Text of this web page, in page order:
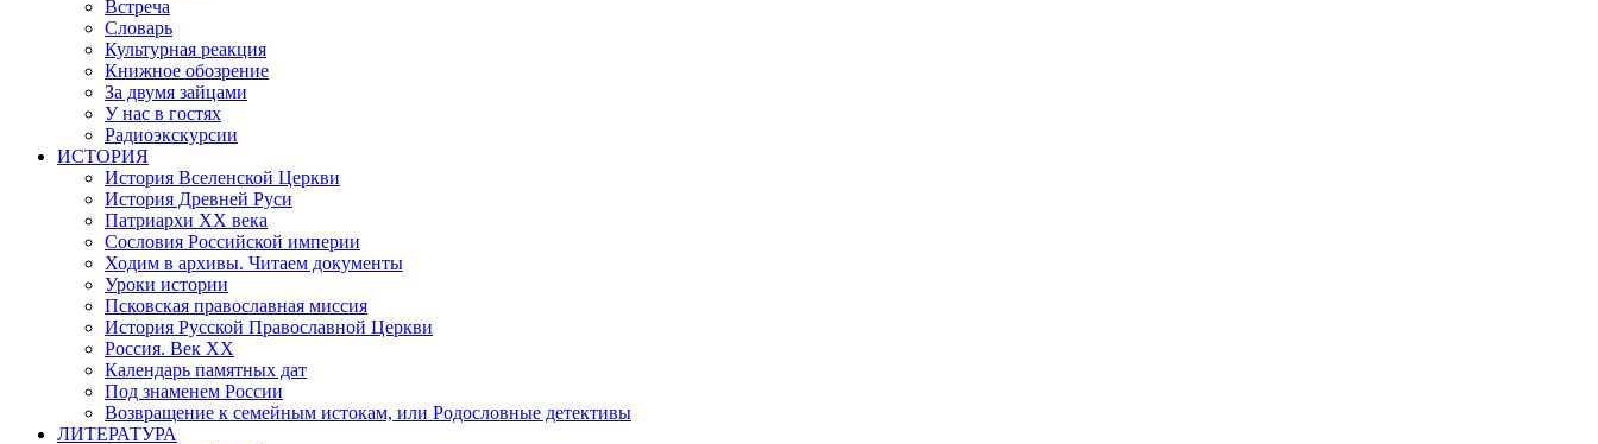
Встреча
Словарь
Культурная реакция
Книжное обозрение
За двумя зайцами
У нас в гостях
Радиоэкскурсии
ИСТОРИЯ
История Вселенской Церкви
История Древней Руси
Патриархи XX века
Сословия Российской империи
Ходим в архивы. Читаем документы
Уроки истории
Псковская православная миссия
История Русской Православной Церкви
Россия. Век ХХ
Календарь памятных дат
Под знаменем России
Возвращение к семейным истокам, или Родословные детективы
ЛИТЕРАТУРА